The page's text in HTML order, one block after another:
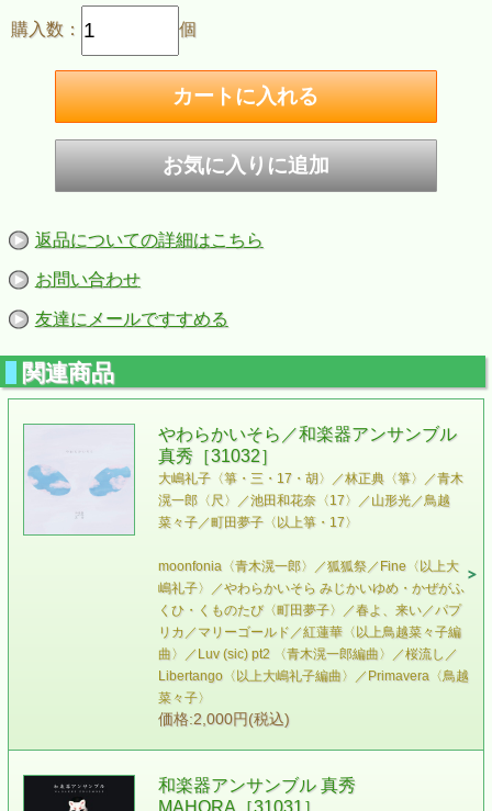
購入数： 個
返品についての詳細はこちら
お問い合わせ
友達にメールですすめる
関連商品
やわらかいそら／和楽器アンサンブル
真秀［31032］
大嶋礼子〈箏・三・17・胡〉／林正典〈箏〉／青木
滉一郎〈尺〉／池田和花奈〈17〉／山形光／鳥越
菜々子／町田夢子〈以上箏・17〉
moonfonia〈青木滉一郎〉／狐狐祭／Fine〈以上大
嶋礼子〉／やわらかいそら みじかいゆめ・かぜがふ
くひ・くものたび〈町田夢子〉／春よ、来い／パプ
リカ／マリーゴールド／紅蓮華〈以上鳥越菜々子編
曲〉／Luv (sic) pt2 〈青木滉一郎編曲〉／桜流し／
Libertango〈以上大嶋礼子編曲〉／Primavera〈鳥越
菜々子〉
価格:2,000円(税込)
和楽器アンサンブル 真秀
MAHORA［31031］